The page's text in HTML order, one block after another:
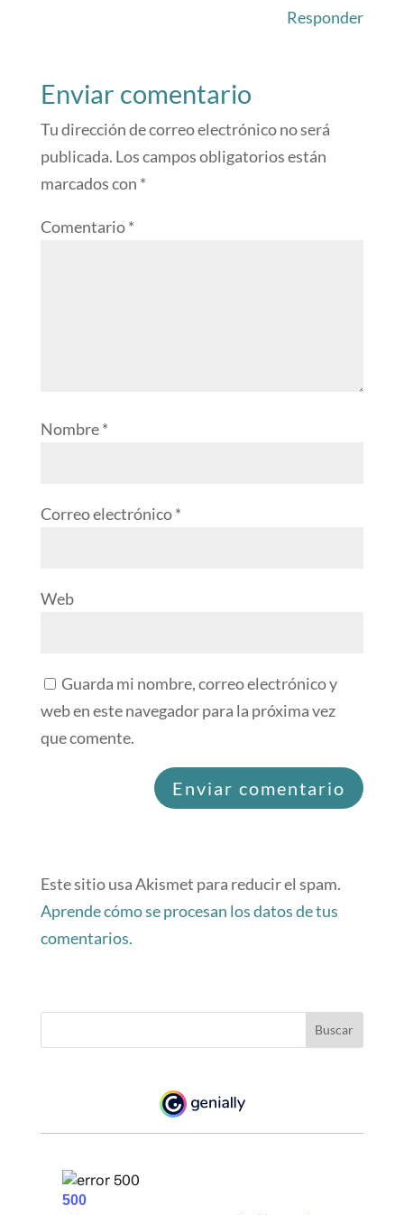
Responder
Enviar comentario
Tu dirección de correo electrónico no será
publicada. Los campos obligatorios están
marcados con *
Comentario*
Nombre*
Correo electrónico*
Web
Guarda mi nombre, correo electrónico y
web en este navegador para la próxima vez
que comente.
Este sitio usa Akismet para reducir el spam.
Aprende cómo se procesan los datos de tus
comentarios.